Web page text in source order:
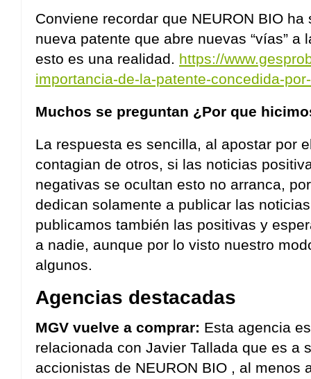
Conviene recordar que NEURON BIO
nueva patente que abre nuevas “vías”
esto es una realidad. https://
importancia-de-la-patente-concedida-
Muchos se preguntan ¿Por que
La respuesta es sencilla, al apostar por
contagian de otros, si las noticias
negativas se ocultan esto no arranca,
dedican solamente a publicar las
publicamos también las positivas y
a nadie, aunque por lo visto nuestro
algunos.
Agencias destacadas
MGV vuelve a comprar: Esta agencia
relacionada con Javier Tallada que es a
accionistas de NEURON BIO , al menos